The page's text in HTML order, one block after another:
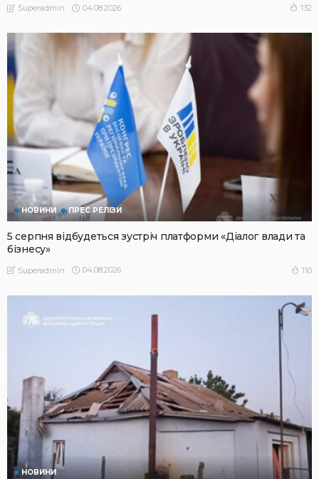
Superadmin 04.08.2026 132
НОВИНИ ПРЕС РЕЛІЗИ
5 серпня відбудеться зустріч платформи «Діалог влади та
бізнесу»
Superadmin 04.08.2026 110
НОВИНИ